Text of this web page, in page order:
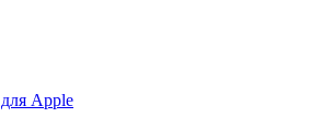
для Apple